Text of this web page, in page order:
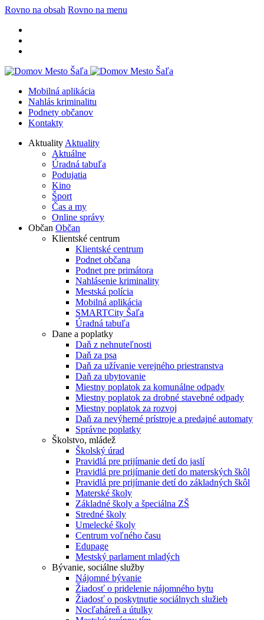
Rovno na obsah Rovno na menu
Mobilná aplikácia
Nahlás kriminalitu
Podnety občanov
Kontakty
Aktuality Aktuality
Aktuálne
Úradná tabuľa
Podujatia
Kino
Šport
Čas a my
Online správy
Občan Občan
Klientské centrum
Klientské centrum
Podnet občana
Podnet pre primátora
Nahlásenie kriminality
Mestská polícia
Mobilná aplikácia
SMARTCity Šaľa
Úradná tabuľa
Dane a poplatky
Daň z nehnuteľnosti
Daň za psa
Daň za užívanie verejného priestranstva
Daň za ubytovanie
Miestny poplatok za komunálne odpady
Miestny poplatok za drobné stavebné odpady
Miestny poplatok za rozvoj
Daň za nevýherné prístroje a predajné automaty
Správne poplatky
Školstvo, mládež
Školský úrad
Pravidlá pre prijímanie detí do jaslí
Pravidlá pre prijímanie detí do materských škôl
Pravidlá pre prijímanie detí do základných škôl
Materské školy
Základné školy a špeciálna ZŠ
Stredné školy
Umelecké školy
Centrum voľného času
Edupage
Mestský parlament mladých
Bývanie, sociálne služby
Nájomné bývanie
Žiadosť o pridelenie nájomného bytu
Žiadosť o poskytnutie sociálnych služieb
Nocľaháreň a útulky